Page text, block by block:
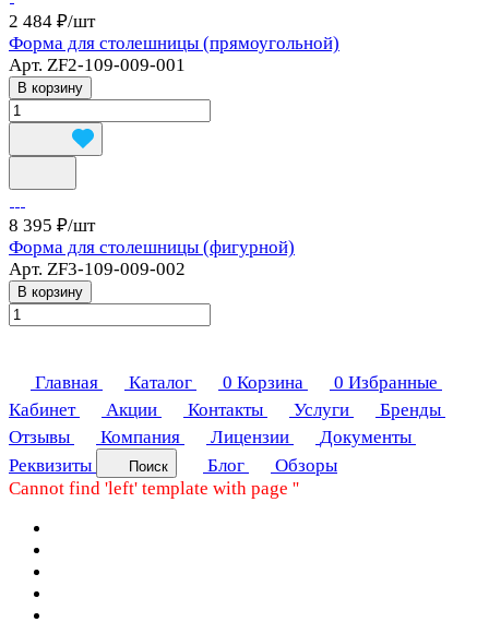
2 484 ₽/шт
Форма для столешницы (прямоугольной)
Арт. ZF2-109-009-001
В корзину
8 395 ₽/шт
Форма для столешницы (фигурной)
Арт. ZF3-109-009-002
В корзину
Главная Каталог 0 Корзина 0 Избранные
Кабинет
Акции Контакты Услуги
Бренды
Отзывы
Компания Лицензии
Документы
Реквизиты
Поиск Блог
Обзоры
Cannot find 'left' template with page ''